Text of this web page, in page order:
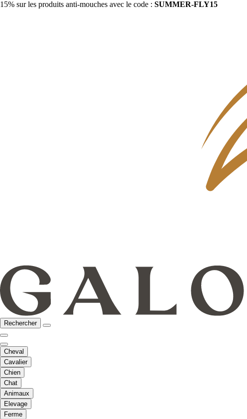
15% sur les produits anti-mouches avec le code : SUMMER-FLY15
Rechercher
Cheval
Cavalier
Chien
Chat
Animaux
Elevage
Ferme